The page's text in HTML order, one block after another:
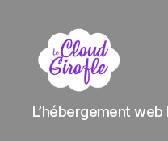
Le
Cloud
L’hébergement